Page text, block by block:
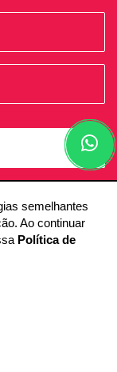
semelhantes
Ao continuar
Política de